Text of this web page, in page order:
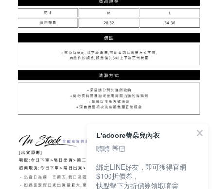
L'adoore蕾朵兒內衣
嗨嗨 👋🏻
綁定LINE好友，即可獲得官網
$100折價券，
快點擊下方折價券領取唷🤗